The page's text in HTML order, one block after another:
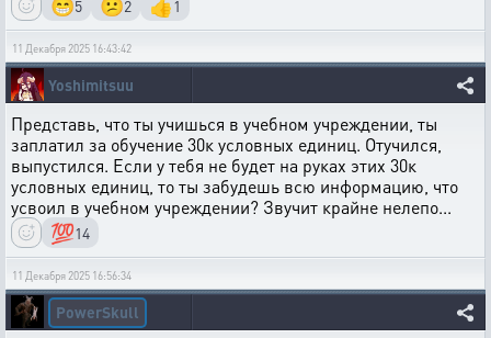
5 2 1
11 Декабря 2025 16:43:42
Yoshimitsuu
Представь, что ты учишься в учебном учреждении, ты
заплатил за обучение 30к условных единиц. Отучился,
выпустился. Если у тебя не будет на руках этих 30к
условных единиц, то ты забудешь всю информацию, что
усвоил в учебном учреждении? Звучит крайне нелепо...
💯14
11 Декабря 2025 16:56:34
PowerSkull